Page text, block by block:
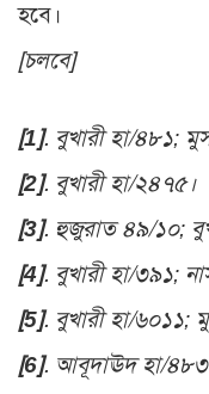
হবে।
[চলবে]
[1]. বুখারী হা/৪৮১;
[2]. বুখারী হা/২৪৭৫।
[3]. হুজুরাত ৪৯/১০;
[4]. বুখারী হা/৩৯১;
[5]. বুখারী হা/৬০১১;
[6]. আবূদাঊদ হা/